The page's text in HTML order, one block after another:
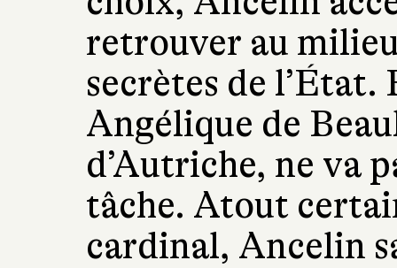
retrouver au
secrètes de
Angélique de
d’Autriche, ne va
tâche. Atout
cardinal, Ancelin